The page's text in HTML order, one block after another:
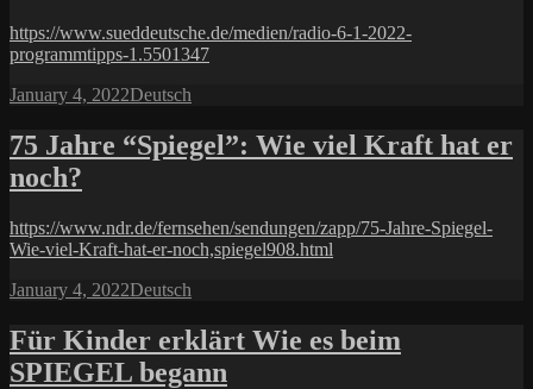
https://www.sueddeutsche.de/medien/radio-6-1-2022-
programmtipps-1.5501347
Posted
January 4, 2022Categories
Deutsch
75 Jahre “Spiegel”: Wie viel Kraft hat er
noch?
https://www.ndr.de/fernsehen/sendungen/zapp/75-Jahre-Spiegel-
Wie-viel-Kraft-hat-er-noch,spiegel908.html
Posted
January 4, 2022Categories
Deutsch
Für Kinder erklärt Wie es beim
SPIEGEL begann